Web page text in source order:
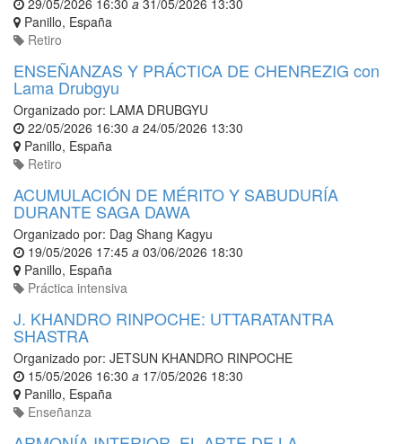
29/05/2026 16:30 a 31/05/2026 13:30
Panillo, España
Retiro
ENSEÑANZAS Y PRÁCTICA DE CHENREZIG con
Lama Drubgyu
Organizado por: LAMA DRUBGYU
22/05/2026 16:30 a 24/05/2026 13:30
Panillo, España
Retiro
ACUMULACIÓN DE MÉRITO Y SABUDURÍA
DURANTE SAGA DAWA
Organizado por: Dag Shang Kagyu
19/05/2026 17:45 a 03/06/2026 18:30
Panillo, España
Práctica intensiva
J. KHANDRO RINPOCHE: UTTARATANTRA
SHASTRA
Organizado por: JETSUN KHANDRO RINPOCHE
15/05/2026 16:30 a 17/05/2026 18:30
Panillo, España
Enseñanza